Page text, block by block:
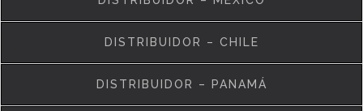
DISTRIBUIDOR – CHILE
DISTRIBUIDOR – PANAMÁ